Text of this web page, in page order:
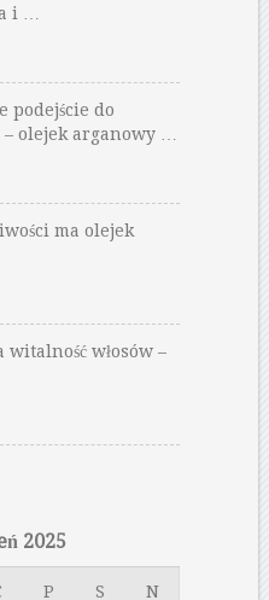
i …
podejście do
olejek arganowy …
ma olejek
witalność włosów –
2025
P S N